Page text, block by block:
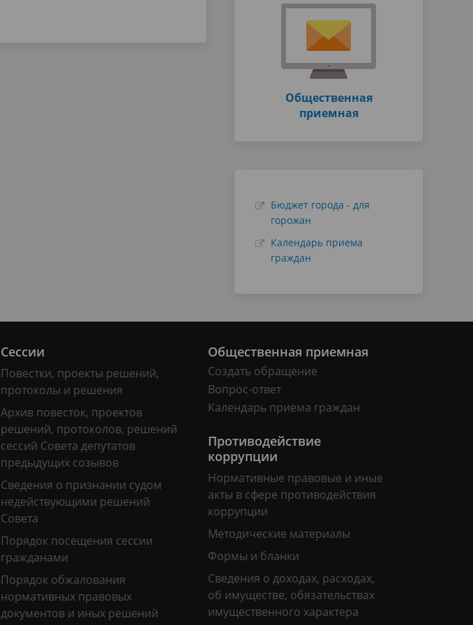
Общественная
приемная
Бюджет города - для
горожан
Календарь приема
граждан
Сессии
Повестки, проекты решений,
протоколы и решения
Архив повесток, проектов
решений, протоколов, решений
сессий Совета депутатов
предыдущих созывов
Сведения о признании судом
недействующими решений
Совета
Порядок посещения сессии
гражданами
Порядок обжалования
нормативных правовых
документов и иных решений
Общественная приемная
Создать обращение
Вопрос-ответ
Календарь приема граждан
Противодействие
коррупции
Нормативные правовые и иные
акты в сфере противодействия
коррупции
Методические материалы
Формы и бланки
Сведения о доходах, расходах,
об имуществе, обязательствах
имущественного характера